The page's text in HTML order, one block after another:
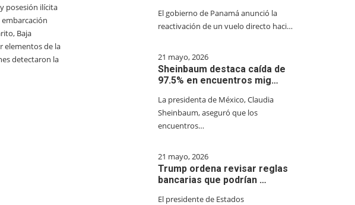
posesión ilícita
Baja
elementos de la
detectaron la
El gobierno de Panamá anunció la
reactivación de un vuelo directo haci…
21 mayo, 2026
Sheinbaum destaca caída de
97.5% en encuentros mig…
La presidenta de México, Claudia
Sheinbaum, aseguró que los
encuentros…
21 mayo, 2026
Trump ordena revisar reglas
bancarias que podrían …
El presidente de Estados